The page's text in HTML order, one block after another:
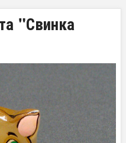
"Свинка